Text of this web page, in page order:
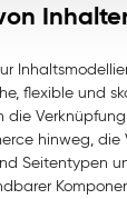
flexible und
die
hinweg, die
Seitentypen